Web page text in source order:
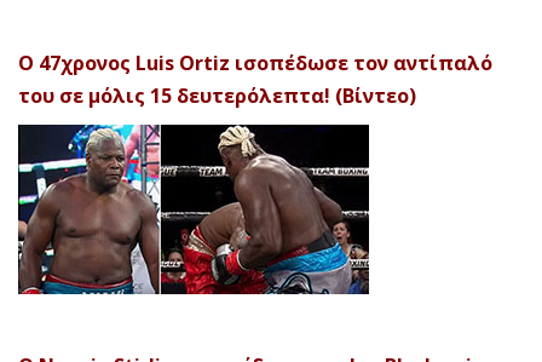
Ο 47χρονος Luis Ortiz ισοπέδωσε τον αντίπαλό
του σε μόλις 15 δευτερόλεπτα! (Βίντεο)